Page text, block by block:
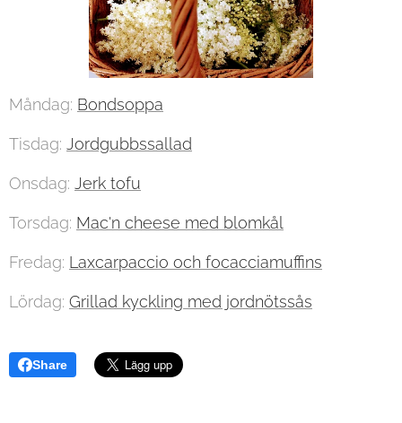
Måndag: Bondsoppa
Tisdag: Jordgubbssallad
Onsdag: Jerk tofu
Torsdag: Mac'n cheese med blomkål
Fredag: Laxcarpaccio och focacciamuffins
Lördag: Grillad kyckling med jordnötssås
Share